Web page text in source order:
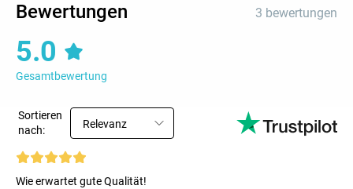
Bewertungen 3 bewertungen
5.0
Gesamtbewertung
Sortieren
nach:
Relevanz
Wie erwartet gute Qualität!